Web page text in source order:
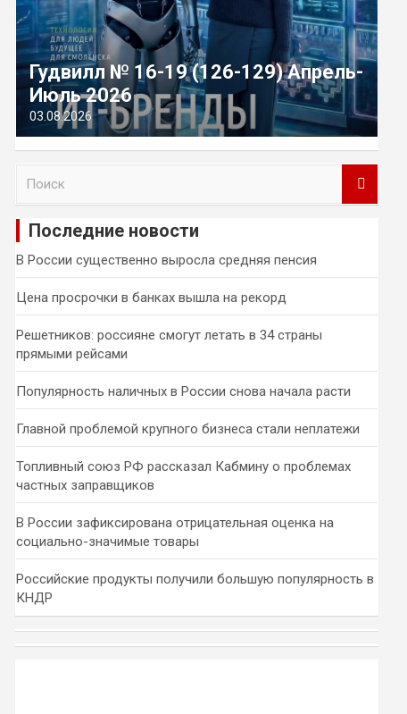
Гудвилл № 16-19 (126-129) Апрель-
Июль 2026
03.08.2026
и
Последние новости
В России существенно выросла средняя пенсия
Цена просрочки в банках вышла на рекорд
Решетников: россияне смогут летать в 34 страны
прямыми рейсами
Популярность наличных в России снова начала расти
Главной проблемой крупного бизнеса стали неплатежи
Топливный союз РФ рассказал Кабмину о проблемах
частных заправщиков
В России зафиксирована отрицательная оценка на
социально-значимые товары
Российские продукты получили большую популярность в
КНДР